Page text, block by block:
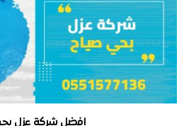
افضل شركة عزل بحي صياح